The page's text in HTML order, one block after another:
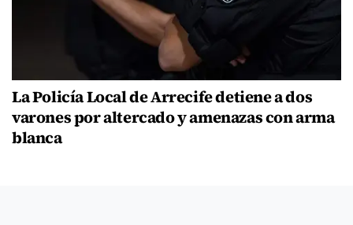
La Policía Local de Arrecife detiene a dos
varones por altercado y amenazas con arma
blanca